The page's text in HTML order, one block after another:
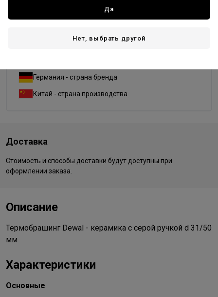
овал
Германия - страна бренда
Китай - страна производства
Доставка
Стоимость и способы доставки будут доступны при
оформлении заказа.
Описание
Термобрашинг Dewal - керамика с серой ручкой d 31/50
мм
Характеристики
Основные
Да
Нет, выбрать другой